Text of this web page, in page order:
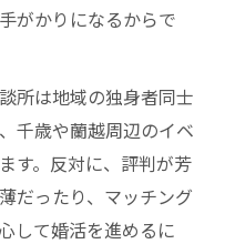
がかりになるからで
所は地域の独身者同士
千歳や蘭越周辺のイベ
す。反対に、評判が芳
だったり、マッチング
して婚活を進めるに